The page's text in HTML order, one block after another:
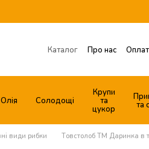
Каталог Про нас
Договір публічної
Олія Солодощі
Крупи
та
цукор
та
види рибки Товстолоб ТМ Даринка в